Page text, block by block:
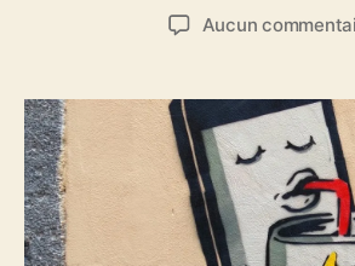
e
a
e
l
’
a
r
t
Aucun